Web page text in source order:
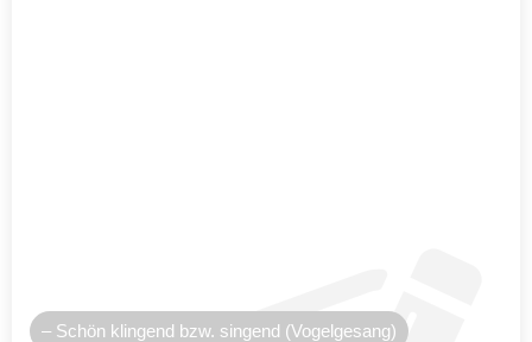
– Schön klingend bzw. singend (Vogelgesang)